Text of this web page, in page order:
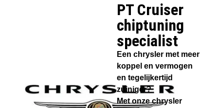
PT Cruiser
chiptuning
specialist​
Een chrysler met meer
koppel en vermogen
en tegelijkertijd
zuiniger?
Met onze chrysler